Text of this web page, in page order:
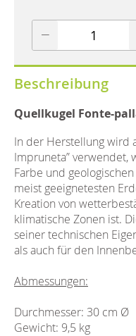
Beschreibung
Quellkugel Fonte-
In der Herstellung wird
Impruneta” verwendet,
Farbe und
meist geeignetesten
Kreation von
klimatische Zonen ist.
seiner technischen
als auch für den
Abmessungen:
Durchmesser: 30 cm Ø
Gewicht: 9,5 kg